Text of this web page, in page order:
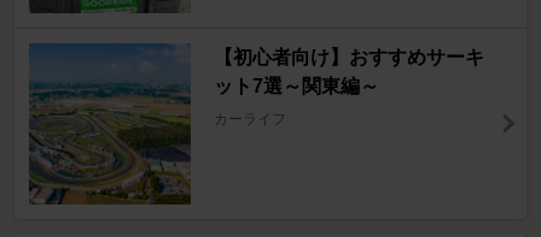
【初心者向け】おすすめサーキ
ット7選～関東編～
カーライフ